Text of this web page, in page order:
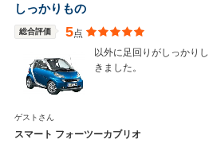
しっかりもの
総合評価 5点
以外に足回りがしっかり
きました。
ゲストさん
スマート フォーツーカブリオ